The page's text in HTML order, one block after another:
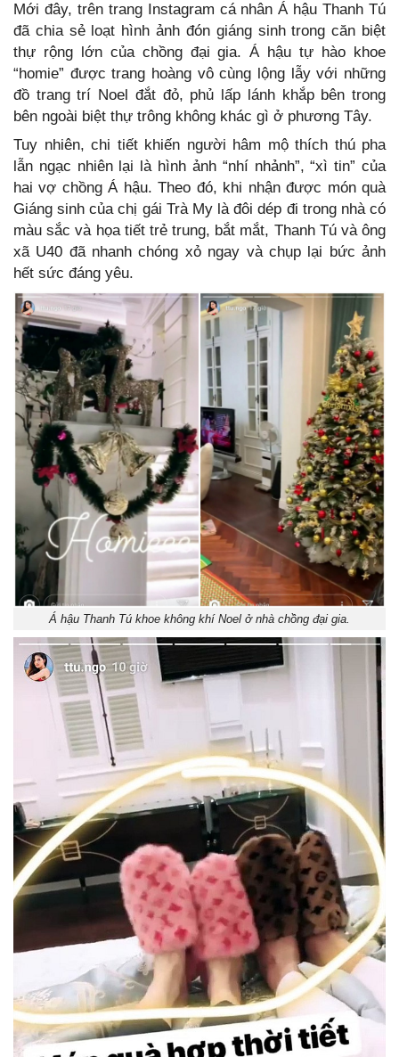
Mới đây, trên trang Instagram cá nhân Á hậu Thanh Tú
đã chia sẻ loạt hình ảnh đón giáng sinh trong căn biệt
thự rộng lớn của chồng đại gia. Á hậu tự hào khoe
“homie” được trang hoàng vô cùng lộng lẫy với những
đồ trang trí Noel đắt đỏ, phủ lấp lánh khắp bên trong
bên ngoài biệt thự trông không khác gì ở phương Tây.
Tuy nhiên, chi tiết khiến người hâm mộ thích thú pha
lẫn ngạc nhiên lại là hình ảnh “nhí nhảnh”, “xì tin” của
hai vợ chồng Á hậu. Theo đó, khi nhận được món quà
Giáng sinh của chị gái Trà My là đôi dép đi trong nhà có
màu sắc và họa tiết trẻ trung, bắt mắt, Thanh Tú và ông
xã U40 đã nhanh chóng xỏ ngay và chụp lại bức ảnh
hết sức đáng yêu.
Á hậu Thanh Tú khoe không khí Noel ở nhà chồng đại gia.